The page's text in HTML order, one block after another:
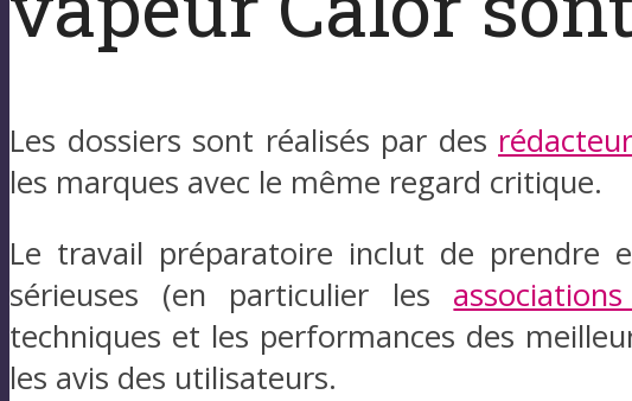
Les dossiers sont réalisés par des
les marques avec le même regard critique.
Le travail préparatoire inclut de prendre
sérieuses (en particulier les
techniques et les performances des
les avis des utilisateurs.